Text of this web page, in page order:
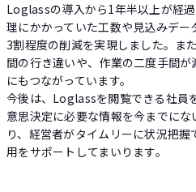
Loglassの導入から1年半以上が経
理にかかっていた工数や見込みデー
3割程度の削減を実現しました。ま
間の行き違いや、作業の二度手間
にもつながっています。
今後は、Loglassを閲覧できる社員
意思決定に必要な情報を今までに
り、経営者がタイムリーに状況把
用をサポートしてまいります。